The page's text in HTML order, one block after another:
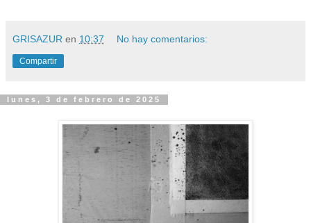
GRISAZUR en 10:37 No hay comentarios:
Compartir
lunes, 3 de febrero de 2025